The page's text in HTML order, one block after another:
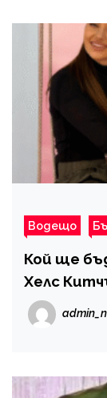
Водещо
Кой ще
Хелс